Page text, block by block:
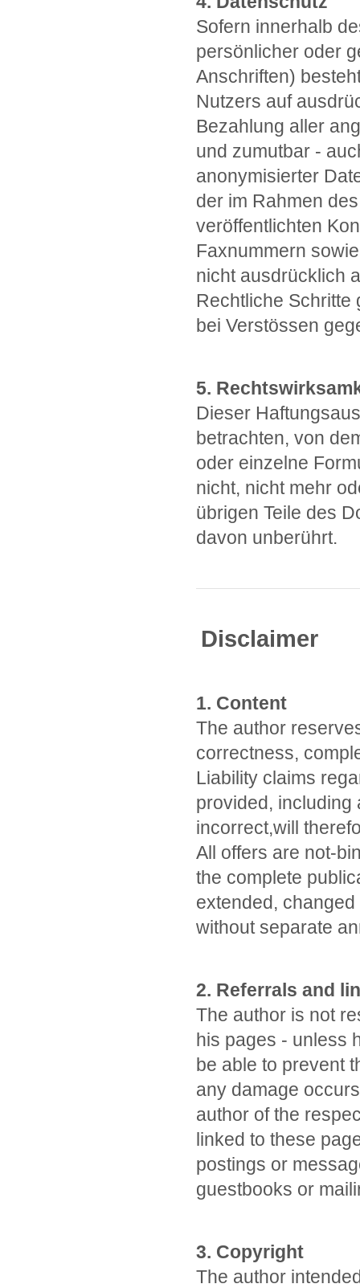
Sofern innerhalb
persönlicher oder
Anschriften)
Nutzers auf
Bezahlung aller
und zumutbar -
anonymisierter
der im Rahmen
veröffentlichten
Faxnummern
nicht ausdrücklich
Rechtliche Schritte
bei Verstössen
5.
Dieser
betrachten, von
oder einzelne
nicht, nicht mehr
übrigen Teile des
davon unberührt.
Disclaimer
1. Content
The author
correctness,
Liability claims
provided, including
incorrect,will
All offers are not-
the complete
extended,
without separate
2. Referrals and
The author is not
his pages - unless
be able to prevent
any damage
author of the
linked to these
postings or
guestbooks or
3. Copyright
The author